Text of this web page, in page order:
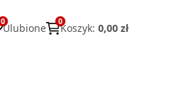
0
Ulubione
0
Koszyk: 0,00 zł